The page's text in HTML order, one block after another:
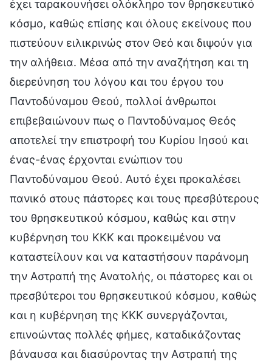
έχει ταρακουνήσει ολόκληρο τον θρησκευτικό
κόσμο, καθώς επίσης και όλους εκείνους που
πιστεύουν ειλικρινώς στον Θεό και διψούν για
την αλήθεια. Μέσα από την αναζήτηση και τη
διερεύνηση του λόγου και του έργου του
Παντοδύναμου Θεού, πολλοί άνθρωποι
επιβεβαιώνουν πως ο Παντοδύναμος Θεός
αποτελεί την επιστροφή του Κυρίου Ιησού και
ένας-ένας έρχονται ενώπιον του
Παντοδύναμου Θεού. Αυτό έχει προκαλέσει
πανικό στους πάστορες και τους πρεσβύτερους
του θρησκευτικού κόσμου, καθώς και στην
κυβέρνηση του ΚΚΚ και προκειμένου να
καταστείλουν και να καταστήσουν παράνομη
την Αστραπή της Ανατολής, οι πάστορες και οι
πρεσβύτεροι του θρησκευτικού κόσμου, καθώς
και η κυβέρνηση της ΚΚΚ συνεργάζονται,
επινοώντας πολλές φήμες, καταδικάζοντας
βάναυσα και διασύροντας την Αστραπή της